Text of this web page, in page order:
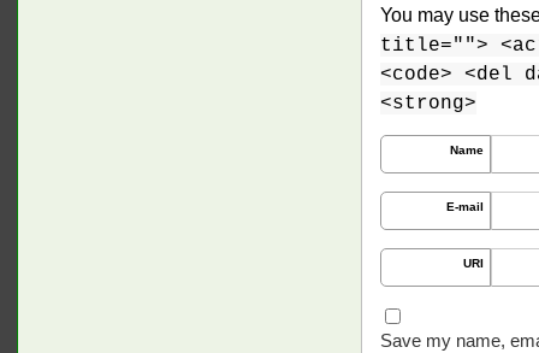
You may use
title="">
<code> <del
<strong>
Name
E-mail
URI
Save my name,